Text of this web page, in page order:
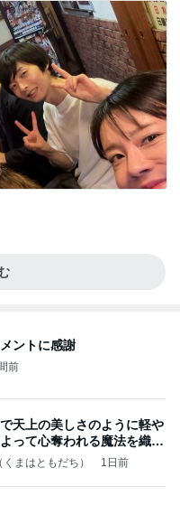
ントに感謝
前
天上の美しさのように軽や
って心奪われる魔法を織り
まはともだち） 1日前